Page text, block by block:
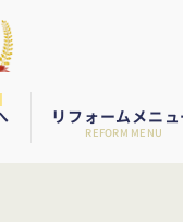
リフォームメニュ
REFORM MENU